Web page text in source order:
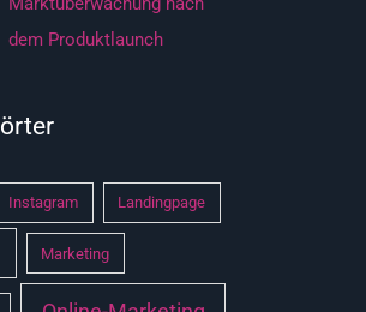
dem Produktlaunch
Instagram Landingpage
Marketing